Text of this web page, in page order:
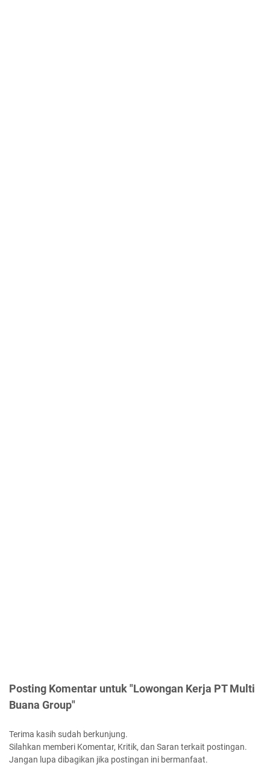
Posting Komentar untuk "Lowongan Kerja PT Multi
Buana Group"
Terima kasih sudah berkunjung.
Silahkan memberi Komentar, Kritik, dan Saran terkait postingan.
Jangan lupa dibagikan jika postingan ini bermanfaat.